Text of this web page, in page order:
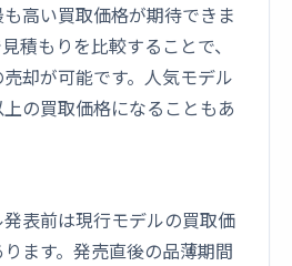
高い買取価格が期待できま
積もりを比較することで、
却が可能です。人気モデル
の買取価格になることもあ
表前は現行モデルの買取価
ます。発売直後の品薄期間